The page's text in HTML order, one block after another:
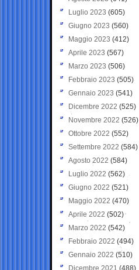
Luglio 2023 (605)
Giugno 2023 (560)
Maggio 2023 (412)
Aprile 2023 (567)
Marzo 2023 (506)
Febbraio 2023 (505)
Gennaio 2023 (541)
Dicembre 2022 (525)
Novembre 2022 (526)
Ottobre 2022 (552)
Settembre 2022 (584)
Agosto 2022 (584)
Luglio 2022 (562)
Giugno 2022 (521)
Maggio 2022 (470)
Aprile 2022 (502)
Marzo 2022 (542)
Febbraio 2022 (494)
Gennaio 2022 (510)
Dicembre 2021 (488)